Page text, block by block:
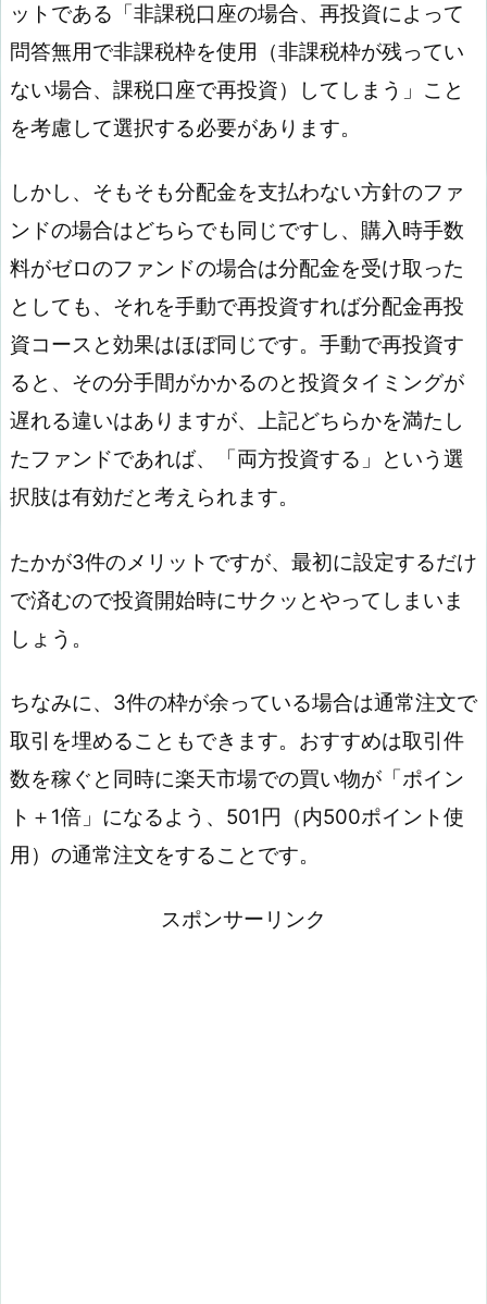
ットである「非課税口座の場合、再投資によって
問答無用で非課税枠を使用（非課税枠が残ってい
ない場合、課税口座で再投資）してしまう」こと
を考慮して選択する必要があります。
しかし、そもそも分配金を支払わない方針のファ
ンドの場合はどちらでも同じですし、購入時手数
料がゼロのファンドの場合は分配金を受け取った
としても、それを手動で再投資すれば分配金再投
資コースと効果はほぼ同じです。手動で再投資す
ると、その分手間がかかるのと投資タイミングが
遅れる違いはありますが、上記どちらかを満たし
たファンドであれば、「両方投資する」という選
択肢は有効だと考えられます。
たかが3件のメリットですが、最初に設定するだけ
で済むので投資開始時にサクッとやってしまいま
しょう。
ちなみに、3件の枠が余っている場合は通常注文で
取引を埋めることもできます。おすすめは取引件
数を稼ぐと同時に楽天市場での買い物が「ポイン
ト＋1倍」になるよう、501円（内500ポイント使
用）の通常注文をすることです。
スポンサーリンク